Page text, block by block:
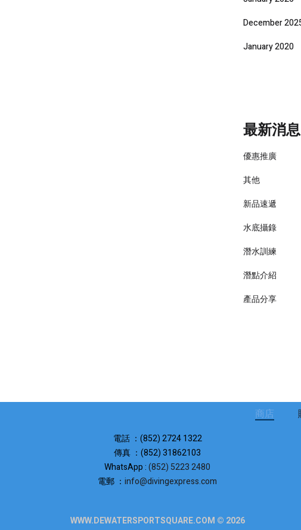
December
January 2020
最新消息
優惠推廣
其他
新品速遞
水底攝錄
潛水訓練
潛點介紹
產品分享
商店
電話 ：(852) 2724 1322
傳真 ：(852) 31862103
WhatsApp :(852) 5223 2480
電郵 ： info@divingexpress.com
WWW.DEWATERSPORTSQUARE.COM © 2026